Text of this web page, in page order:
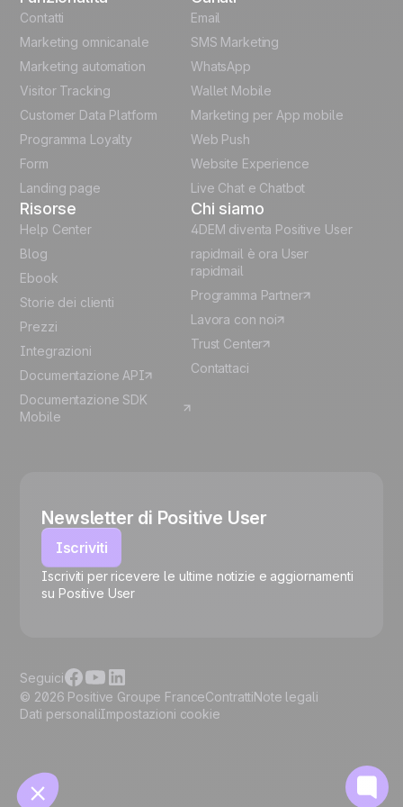
Gestisci i cookie
English
French
Polish
German
Español
Contatti
Marketing omnicanale
Marketing automation
Visitor Tracking
Customer Data Platform
Programma Loyalty
Form
Landing page
Email
SMS Marketing
WhatsApp
Wallet Mobile
Marketing per App mobile
Web Push
Website Experience
Live Chat e Chatbot
Risorse
Help Center
Blog
Ebook
Storie dei clienti
Prezzi
Integrazioni
Documentazione API
Documentazione SDK
Mobile
Chi siamo
4DEM diventa Positive User
rapidmail è ora User
rapidmail
Programma Partner
Lavora con noi
Trust Center
Contattaci
Newsletter di Positive User
Iscriviti
Iscriviti per ricevere le ultime notizie e aggiornamenti
su Positive User
© 2026 Positive Groupe FranceContrattiNote legali
Dati personaliImpostazioni cookie
Seguici